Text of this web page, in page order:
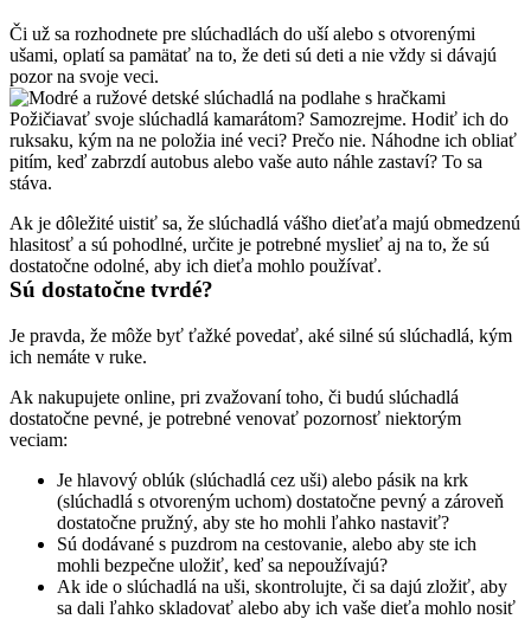
Či už sa rozhodnete pre slúchadlách do uší alebo s otvorenými
ušami, oplatí sa pamätať na to, že deti sú deti a nie vždy si dávajú
pozor na svoje veci.
Požičiavať svoje slúchadlá kamarátom? Samozrejme. Hodiť ich do
ruksaku, kým na ne položia iné veci? Prečo nie. Náhodne ich obliať
pitím, keď zabrzdí autobus alebo vaše auto náhle zastaví? To sa
stáva.
Ak je dôležité uistiť sa, že slúchadlá vášho dieťaťa majú obmedzenú
hlasitosť a sú pohodlné, určite je potrebné myslieť aj na to, že sú
dostatočne odolné, aby ich dieťa mohlo používať.
Sú dostatočne tvrdé?
Je pravda, že môže byť ťažké povedať, aké silné sú slúchadlá, kým
ich nemáte v ruke.
Ak nakupujete online, pri zvažovaní toho, či budú slúchadlá
dostatočne pevné, je potrebné venovať pozornosť niektorým
veciam:
Je hlavový oblúk (slúchadlá cez uši) alebo pásik na krk
(slúchadlá s otvoreným uchom) dostatočne pevný a zároveň
dostatočne pružný, aby ste ho mohli ľahko nastaviť?
Sú dodávané s puzdrom na cestovanie, alebo aby ste ich
mohli bezpečne uložiť, keď sa nepoužívajú?
Ak ide o slúchadlá na uši, skontrolujte, či sa dajú zložiť, aby
sa dali ľahko skladovať alebo aby ich vaše dieťa mohlo nosiť